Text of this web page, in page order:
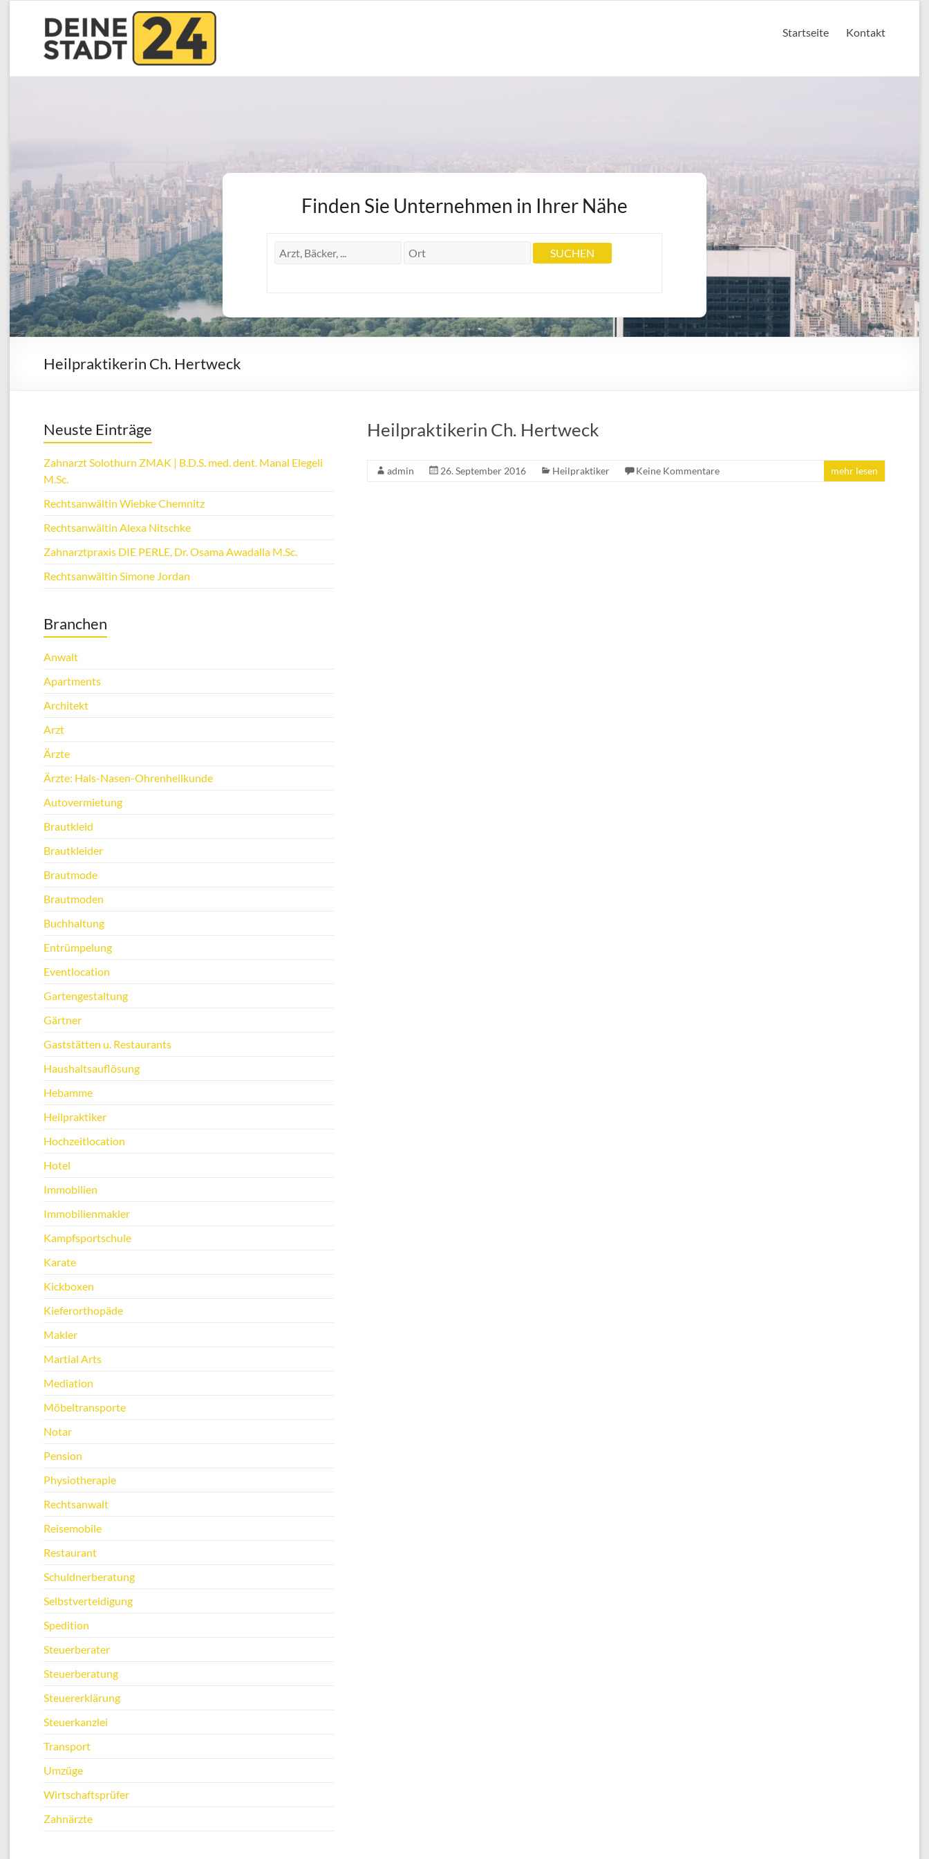
Startseite Kontakt
Heilpraktikerin Ch. Hertweck
Finden Sie Unternehmen in Ihrer Nähe
Heilpraktikerin Ch. Hertweck
admin 26. September 2016 Heilpraktiker Keine Kommentare mehr lesen
Neuste Einträge
Zahnarzt Solothurn ZMAK | B.D.S. med. dent. Manal Elegeli
M.Sc.
Rechtsanwältin Wiebke Chemnitz
Rechtsanwältin Alexa Nitschke
Zahnarztpraxis DIE PERLE, Dr. Osama Awadalla M.Sc.
Rechtsanwältin Simone Jordan
Branchen
Anwalt
Apartments
Architekt
Arzt
Ärzte
Ärzte: Hals-Nasen-Ohrenheilkunde
Autovermietung
Brautkleid
Brautkleider
Brautmode
Brautmoden
Buchhaltung
Entrümpelung
Eventlocation
Gartengestaltung
Gärtner
Gaststätten u. Restaurants
Haushaltsauflösung
Hebamme
Heilpraktiker
Hochzeitlocation
Hotel
Immobilien
Immobilienmakler
Kampfsportschule
Karate
Kickboxen
Kieferorthopäde
Makler
Martial Arts
Mediation
Möbeltransporte
Notar
Pension
Physiotherapie
Rechtsanwalt
Reisemobile
Restaurant
Schuldnerberatung
Selbstverteidigung
Spedition
Steuerberater
Steuerberatung
Steuererklärung
Steuerkanzlei
Transport
Umzüge
Wirtschaftsprüfer
Zahnärzte